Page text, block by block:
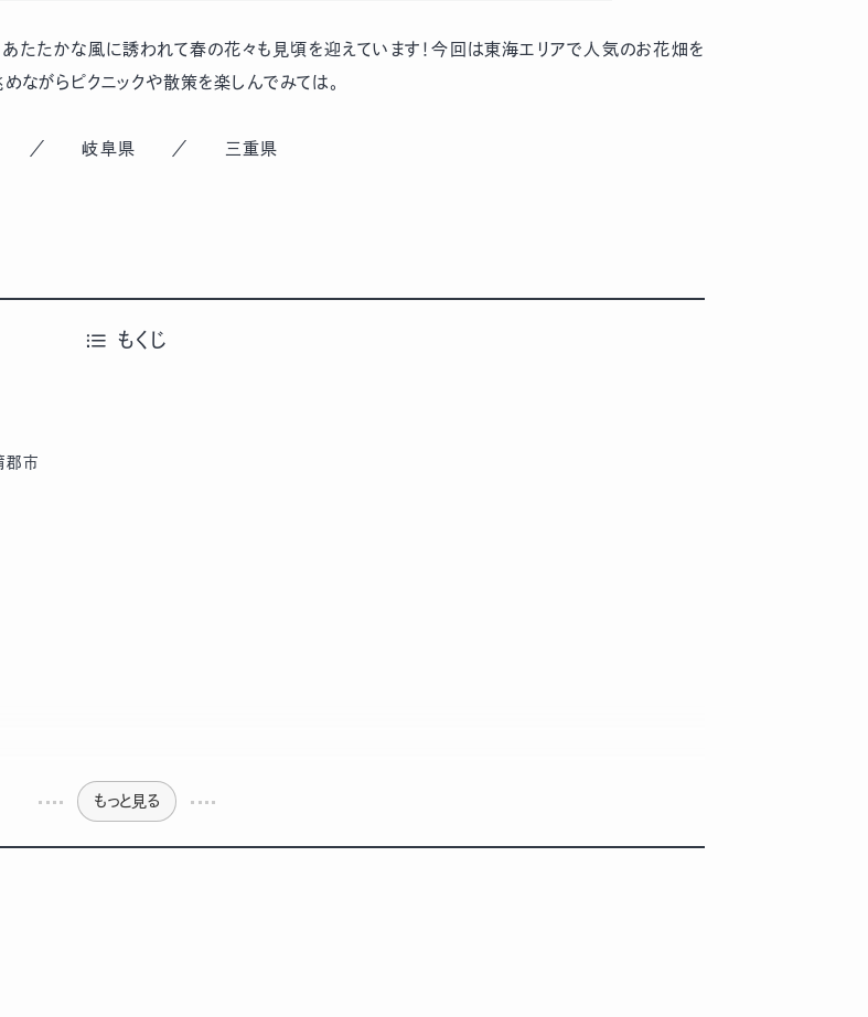
たたかな風に誘われて春の花々も見頃を迎えています！今回は東海エリアで人気のお花畑を
ながらピクニックや散策を楽しんでみては。
／岐阜県 ／ 三重県
もくじ
郡市
もっと見る